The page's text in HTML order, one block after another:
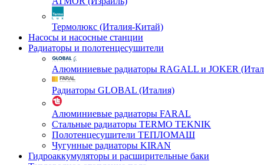
Термолюкс (Италия-Китай)
Насосы и насосные станции
Радиаторы и полотенцесушители
Алюминиевые радиаторы RAGALL и JOKER
Радиаторы GLOBAL (Италия)
Алюминиевые радиаторы FARAL
Стальные радиаторы TERMO TEKNIK
Полотенцесушители ТЕПЛОМАШ
Чугунные радиаторы KIRAN
Гидроаккумуляторы и расширительные баки